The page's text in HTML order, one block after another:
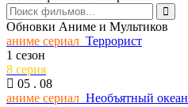
сериалСтерлинг-Поинт
1 сезон
8 серия
06 . 08
сериалТед Лассо
4 сезон
1 серия
06 . 08
Обновки Аниме и Мультиков
аниме сериал Террорист
1 сезон
8 серия
05 . 08
аниме сериал Необъятный океан